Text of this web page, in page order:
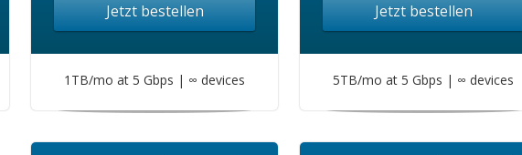
Jetzt bestellen
1TB/mo at 5 Gbps | ∞ devices
Jetzt bestellen
5TB/mo at 5 Gbps | ∞ devices